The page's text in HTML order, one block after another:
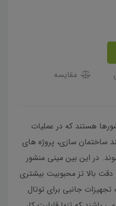
مقایسه
هستند که در عملیات
ساختمان سازی، پروژه های
در این بین مینی منشور
بالا تز محبوبیت بیشتری
تجهیزات جانبی برای توتال